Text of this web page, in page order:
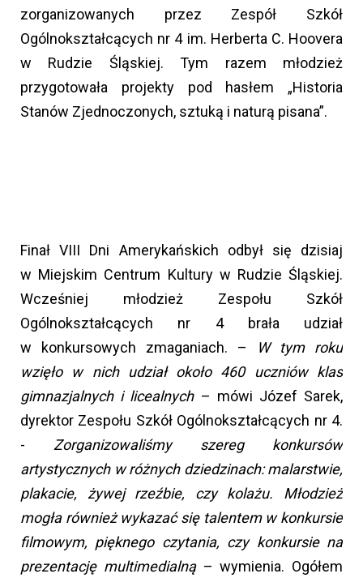
zorganizowanych przez Zespół Szkół
Ogólnokształcących nr 4 im. Herberta C. Hoovera
w Rudzie Śląskiej. Tym razem młodzież
przygotowała projekty pod hasłem „Historia
Stanów Zjednoczonych, sztuką i naturą pisana”.
Finał VIII Dni Amerykańskich odbył się dzisiaj
w Miejskim Centrum Kultury w Rudzie Śląskiej.
Wcześniej młodzież Zespołu Szkół
Ogólnokształcących nr 4 brała udział
w konkursowych zmaganiach. –
W tym roku
wzięło w nich udział około 460 uczniów klas
gimnazjalnych i licealnych– mówi Józef Sarek,
dyrektor Zespołu Szkół Ogólnokształcących nr 4.
- Zorganizowaliśmy szereg konkursów
artystycznych w różnych dziedzinach: malarstwie,
plakacie, żywej rzeźbie, czy kolażu. Młodzież
mogła również wykazać się talentem w konkursie
filmowym, pięknego czytania, czy konkursie na
prezentację multimedialną– wymienia. Ogółem